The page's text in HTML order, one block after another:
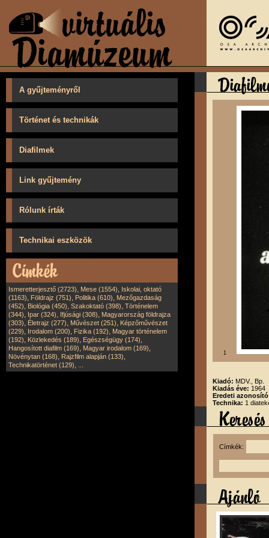
A gyűjteményről
Történet és technikák
Diafilmek
Link gyűjtemény
Rólunk írták
Technikai eszközök
Ismeretterjesztő (2723), Mese (1554), Iskolai, oktató
(1163), Földrajz (751), Politika (610), Mezőgazdaság
(452), Biológia (450), Szakoktató (398), Történelem
(344), Ipar (324), Ifjúsági (308), Magyarország földrajza
(303), Életrajz (277), Művészet (251), Képzőművészet
(229), Irodalom (200), Fizika (192), Magyar történelem
(192), Közlekedés (189), Egészségügy (174),
Hangosított diafilm (169), Magyar irodalom (169),
Növénytan (168), Rajzfilm alapján (133),
Technikatörténet (129),
1
Kiadó: MDV., Bp.
Kiadás éve: 1964
Eredeti
Technika: 1
Címkék: